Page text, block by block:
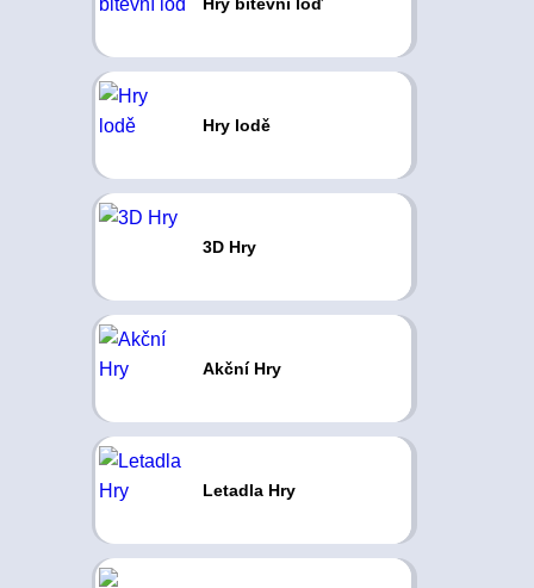
Hry lodě
3D Hry
Akční Hry
Letadla Hry